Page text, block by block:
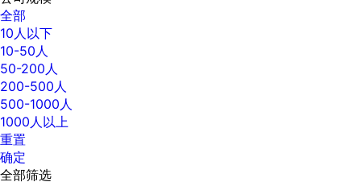
全部
10人以下
10-50人
50-200人
200-500人
500-1000人
1000人以上
重置
确定
全部筛选